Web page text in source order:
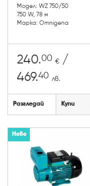
Модел: WZ 750/50
750 W, 78 м
Марка: Omnigena
240.00 € /
469.40 лв.
Разгледай Купи
Ново